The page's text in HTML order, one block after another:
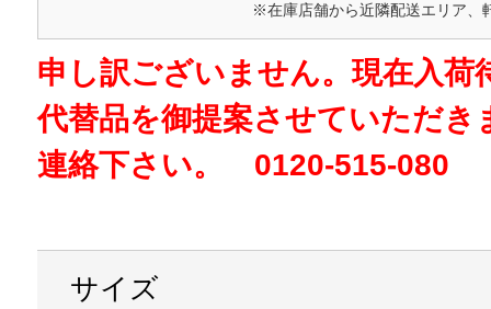
※在庫店舗から近隣配送エリア、
申し訳ございません。現在入荷
代替品を御提案させていただき
連絡下さい。 0120-515-080
サイズ